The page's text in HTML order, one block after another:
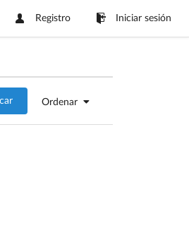
Registro Iniciar sesión
Ordenar